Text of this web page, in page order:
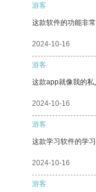
游客
这款软件的功能非
2024-10-16
游客
这款app就像我的私
2024-10-16
游客
这款学习软件的学
2024-10-16
游客